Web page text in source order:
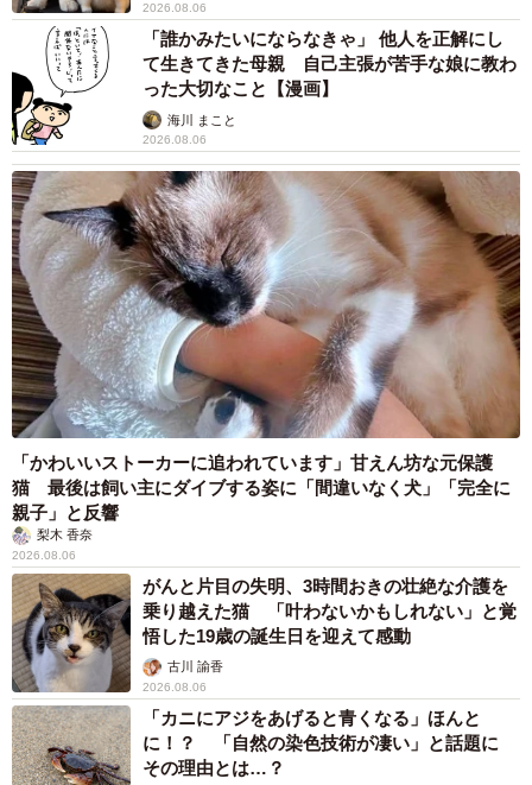
2026.08.06
「誰かみたいにならなきゃ」 他人を正解にし
て生きてきた母親 自己主張が苦手な娘に教わ
った大切なこと【漫画】
海川 まこと
2026.08.06
「かわいいストーカーに追われています」甘えん坊な元保護
猫 最後は飼い主にダイブする姿に「間違いなく犬」「完全に
親子」と反響
梨木 香奈
2026.08.06
がんと片目の失明、3時間おきの壮絶な介護を
乗り越えた猫 「叶わないかもしれない」と覚
悟した19歳の誕生日を迎えて感動
古川 諭香
2026.08.06
「カニにアジをあげると青くなる」ほんと
に！？ 「自然の染色技術が凄い」と話題に
その理由とは…？